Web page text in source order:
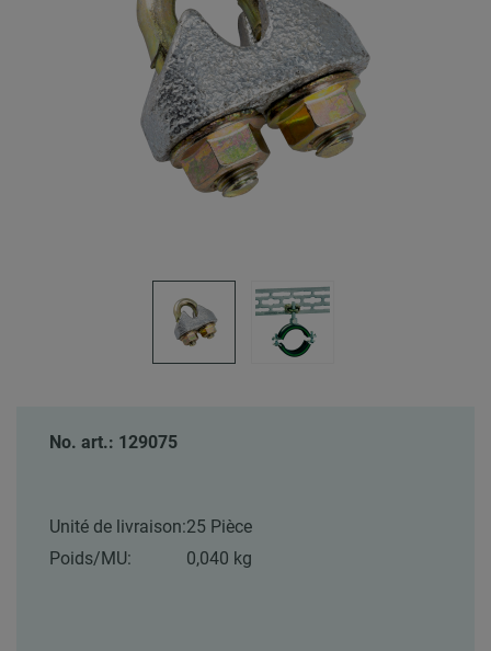
No. art.: 129075
Unité de livraison:25 Pièce
Poids/MU:
0,040 kg